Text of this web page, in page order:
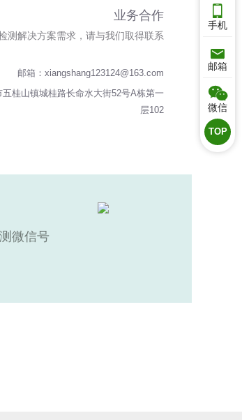
业务合作
测解决方案需求，请与我们取得联系
邮箱：xiangshang123124@163.com
桂山镇城桂路长命水大街52号A栋第一
层102
微信号

手机
陈先

邮箱

微信
TOP